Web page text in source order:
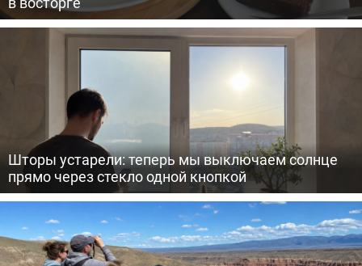
Шторы устарели: теперь мы выключаем солнце
прямо через стекло одной кнопкой